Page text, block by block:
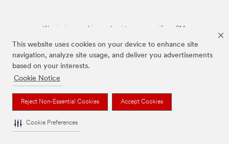
This website uses cookies on your device to enhance site
navigation, analyze site usage, and deliver you advertisements
based on your interests.
Cookie Notice
Reject Non-Essential Cookies Accept Cookies
Cookie Preferences
Wymienione marki są znakami towarowymi firmy 3M.